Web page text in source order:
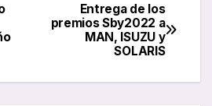
Entrega de los
premios Sby2022 a
MAN, ISUZU y
SOLARIS